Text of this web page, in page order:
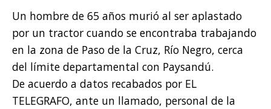
Un hombre de 65 años murió al ser aplastado
por un tractor cuando se encontraba trabajando
en la zona de Paso de la Cruz, Río Negro, cerca
del límite departamental con Paysandú.
De acuerdo a datos recabados por EL
TELEGRAFO, ante un llamado, personal de la